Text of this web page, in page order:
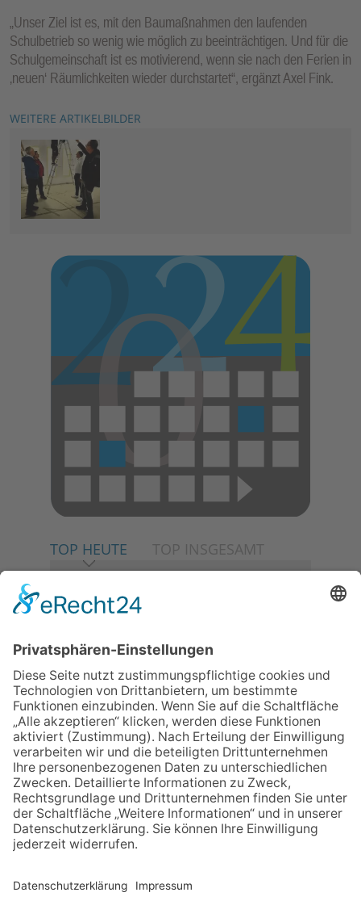
„Unser Ziel ist es, mit den Baumaßnahmen den laufenden
Schulbetrieb so wenig wie möglich zu beeinträchtigen. Und für die
Schulgemeinschaft ist es motivierend, wenn sie nach den Ferien in
‚neuen‘ Räumlichkeiten wieder durchstartet“, ergänzt Axel Fink.
WEITERE ARTIKELBILDER
TOP HEUTE TOP INSGESAMT
06.08.2026
Baustellenführung führt auch in
die Zukunft der Stadt
Königstein
06.08.2026
Klinikforum zum Thema
Karpaltunnelsyndrom
06.08.2026
Gewinnspiel zum Start ins
Schuljahr
06.08.2026
„Rock auf der Burg“ lässt
Königstein beben